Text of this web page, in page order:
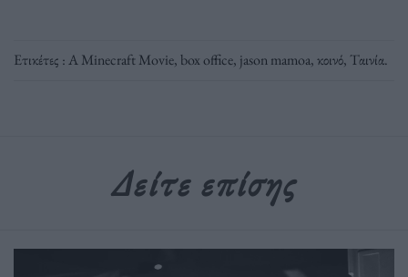
Ετικέτες :A Minecraft Movie,box office, jason mamoa,κοινό, Ταινία.
Δείτε επίσης